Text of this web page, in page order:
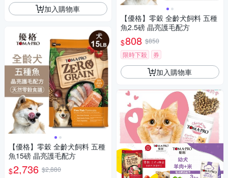
加入購物車
【優格】零穀 全齡犬飼料 五種
魚15磅 晶亮護毛配方
$2,736 $2,880
【優格】零穀 全齡犬飼料 五種
魚2.5磅 晶亮護毛配方
$808 $850
限時下殺
券
加入購物車